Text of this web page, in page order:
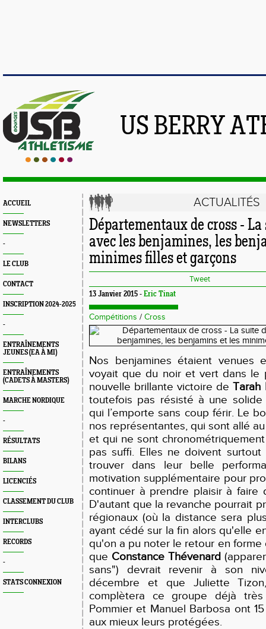
US BERRY
ACCUEIL
NEWSLETTERS
-
LE CLUB
CONTACT
INSCRIPTION 2024-2025
-
ENTRAÎNEMENTS
JEUNES (EA À MI)
ENTRAÎNEMENTS
(CADETS À MASTERS)
MARCHE NORDIQUE
-
RÉSULTATS
BILANS
LICENCIÉS
CLASSEMENT DU CLUB
INTERCLUBS
RECORDS
-
STATS CONNEXION
ACTUALITÉS
Départementaux de cross - La
avec les benjamines, les
minimes filles et garçons
Tweet
13 Janvier 2015 - Eric Tinat
Compétitions / Cross
Nos benjamines étaient venues
voyait que du noir et vert dans le
nouvelle brillante victoire deTarah
toutefois pas résisté à une
qui l’emporte sans coup férir. Le
nos représentantes, qui sont allé
et qui ne sont chronométriquement
pas suffi. Elles ne doivent
trouver dans leur belle
motivation supplémentaire pour
continuer à prendre plaisir à faire
D'autant que la revanche pourrait
régionaux (où la distance sera
ayant cédé sur la fin alors qu'elle
qu'on a pu noter le retour en
que Constance Thévenard
sans") devrait revenir à son
décembre et que Juliette
complètera ce groupe déjà très
Pommier et Manuel Barbosa ont
aux mieux leurs protégées.